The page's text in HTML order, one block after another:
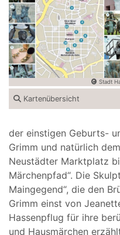
Stadt
Kartenübersicht
der einstigen Geburts-
Grimm und natürlich
Neustädter Marktplatz
Märchenpfad“. Die
Maingegend“, die den
Grimm einst von
Hassenpflug für ihre
und Hausmärchen